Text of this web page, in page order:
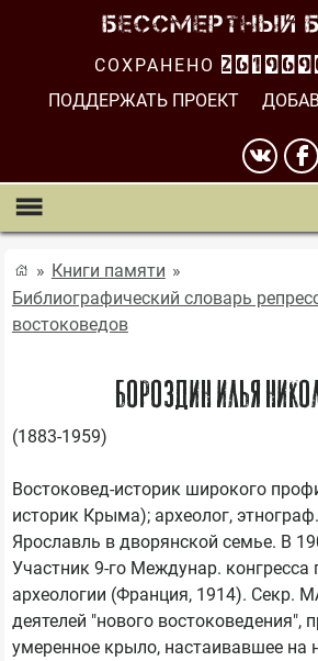
СОХРАНЕНО
ПОДДЕРЖАТЬ ПРОЕКТ
Книги памяти
Библиографический словарь
востоковедов
БОРОЗДИН Илья
(1883-1959)
Востоковед-историк широкого
историк Крыма); археолог,
Ярославль в дворянской семье. В
Участник 9-го Междунар. конгресса
археологии (Франция, 1914). Секр.
деятелей "нового востоковедения",
умеренное крыло, настаивавшее на